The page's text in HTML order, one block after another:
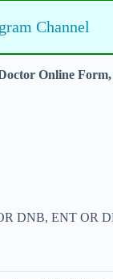
Channel
Online Form,
DNB, ENT OR